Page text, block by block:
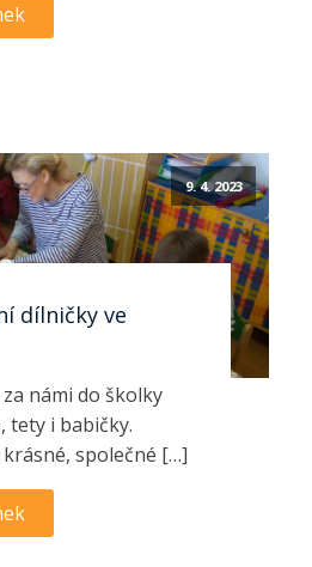
9. 4. 2023
dílničky ve
za námi do školky
tety i babičky.
společné […]